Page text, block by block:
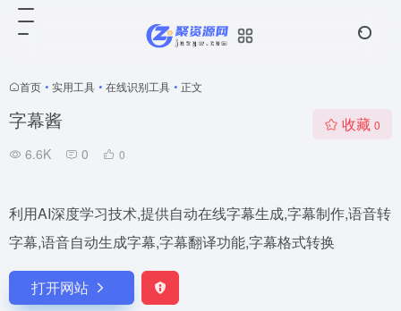
首页 • 实用工具 • 在线识别工具 • 正文
字幕酱
6.6K 0 0
收藏 0
利用AI深度学习技术,提供自动在线字幕生成,字幕制作,语音转
字幕,语音自动生成字幕,字幕翻译功能,字幕格式转换
打开网站